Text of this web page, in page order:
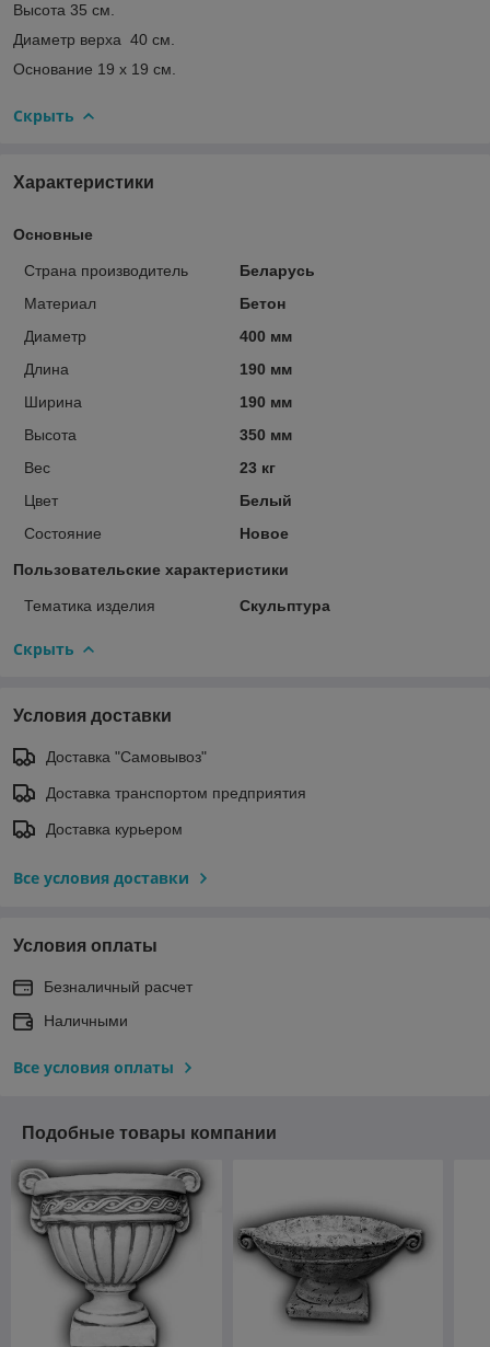
Высота 35 см.
Диаметр верха 40 см.
Основание 19 х 19 см.
Скрыть
Характеристики
Основные
Страна производитель
Беларусь
Материал
Бетон
Диаметр
400 мм
Длина
190 мм
Ширина
190 мм
Высота
350 мм
Вес
23 кг
Цвет
Белый
Состояние
Новое
Пользовательские характеристики
Тематика изделия Скульптура
Скрыть
Условия доставки
Доставка "Самовывоз"
Доставка транспортом предприятия
Доставка курьером
Все условия доставки
Условия оплаты
Безналичный расчет
Наличными
Все условия оплаты
Подобные товары компании